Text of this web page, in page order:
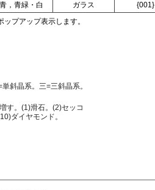
青，青緑・白 ガラス {001}
プアップ表示します。
斜晶系。三=三斜晶系。
す。(1)滑石。(2)セッコ
ダイヤモンド。